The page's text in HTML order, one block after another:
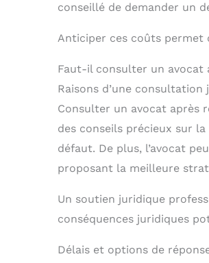
conseillé de demander un
Anticiper ces coûts permet
Faut-il consulter un avocat
Raisons d’une consultation
Consulter un avocat après
des conseils précieux sur
défaut. De plus, l’avocat
proposant la meilleure
Un soutien juridique
conséquences juridiques
Délais et options de